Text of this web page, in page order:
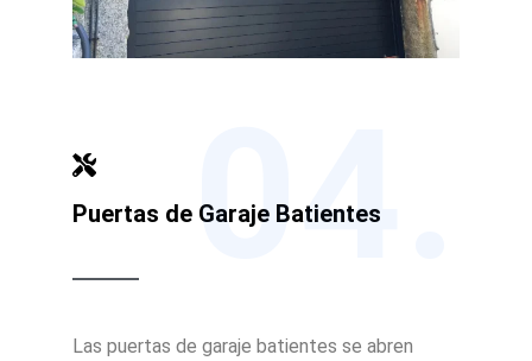
Puertas de Garaje Batientes
04.
Las puertas de garaje batientes se abren